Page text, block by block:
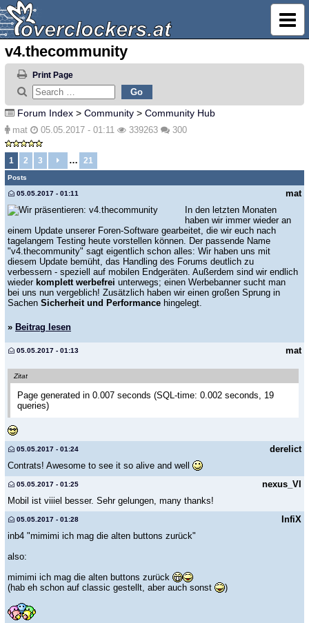
v4.thecommunity
Print Page
Forum Index > Community > Community Hub
mat 05.05.2017 - 01:11 339263 300
1 2 3 … 21
Posts
mat
05.05.2017 - 01:11
In den letzten Monaten
haben wir immer wieder an
einem Update unserer Foren-Software gearbeitet, die wir euch nach
tagelangem Testing heute vorstellen können. Der passende Name
"v4.thecommunity" sagt eigentlich schon alles: Wir haben uns mit
diesem Update bemüht, das Handling des Forums deutlich zu
verbessern - speziell auf mobilen Endgeräten. Außerdem sind wir endlich
wieder komplett werbefrei unterwegs; einen Werbebanner sucht man
bei uns nun vergeblich! Zusätzlich haben wir einen großen Sprung in
Sachen Sicherheit und Performance hingelegt.
» Beitrag lesen
mat
05.05.2017 - 01:13
Zitat
Page generated in 0.007 seconds (SQL-time: 0.002 seconds, 19
queries)
derelict
05.05.2017 - 01:24
Contrats! Awesome to see it so alive and well
nexus_VI
05.05.2017 - 01:25
Mobil ist viiiel besser. Sehr gelungen, many thanks!
InfiX
05.05.2017 - 01:28
inb4 "mimimi ich mag die alten buttons zurück"
also:
mimimi ich mag die alten buttons zurück
(hab eh schon auf classic gestellt, aber auch sonst
)